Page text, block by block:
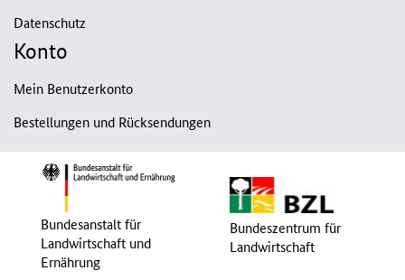
Datenschutz
Konto
Mein Benutzerkonto
Bestellungen und Rücksendungen
Bundesanstalt für
Landwirtschaft und
Ernährung
Bundeszentrum für
Landwirtschaft